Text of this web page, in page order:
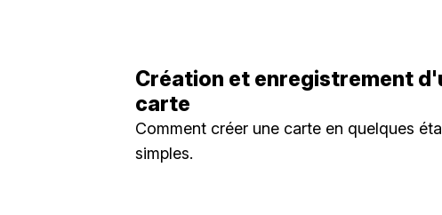
Création et enregistrement
carte
Comment créer une carte en quelques
simples.